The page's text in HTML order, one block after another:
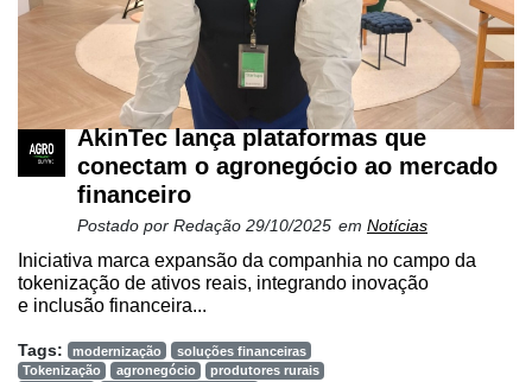
AkinTec lança plataformas que
conectam o agronegócio ao mercado
financeiro
Postado por Redação 29/10/2025 em Notícias
Iniciativa marca expansão da companhia no campo da
tokenização de ativos reais, integrando inovação
e inclusão financeira...
Tags: modernização
soluções financeiras
Tokenização
agronegócio
produtores rurais